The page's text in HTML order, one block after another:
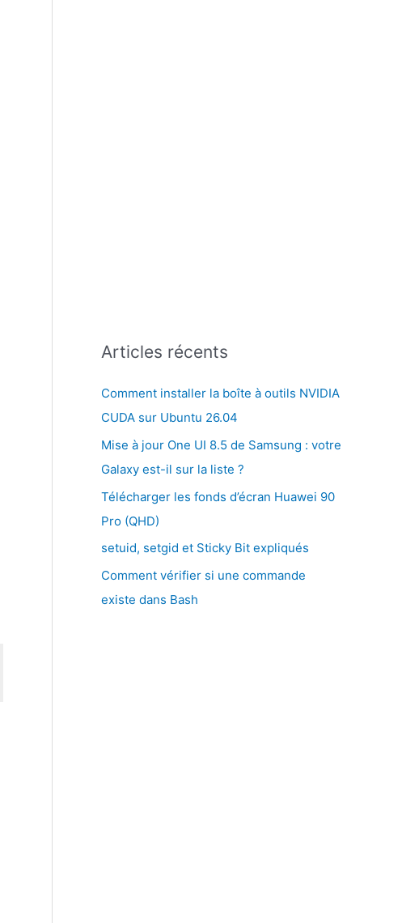
Articles récents
Comment installer la boîte à outils NVIDIA
CUDA sur Ubuntu 26.04
Mise à jour One UI 8.5 de Samsung : votre
Galaxy est-il sur la liste ?
Télécharger les fonds d’écran Huawei 90
Pro (QHD)
setuid, setgid et Sticky Bit expliqués
Comment vérifier si une commande
existe dans Bash